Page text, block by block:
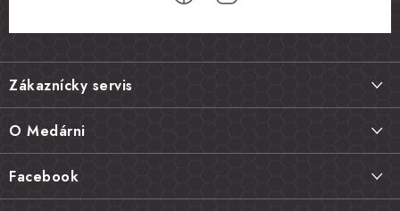
Z
á
p
ä
e
Zákaznícky servis
Vrátenie tovaru, výmena a reklamácie
Najčastejšie otázky FAQ
O Medárni
Náš príbeh
Facebook